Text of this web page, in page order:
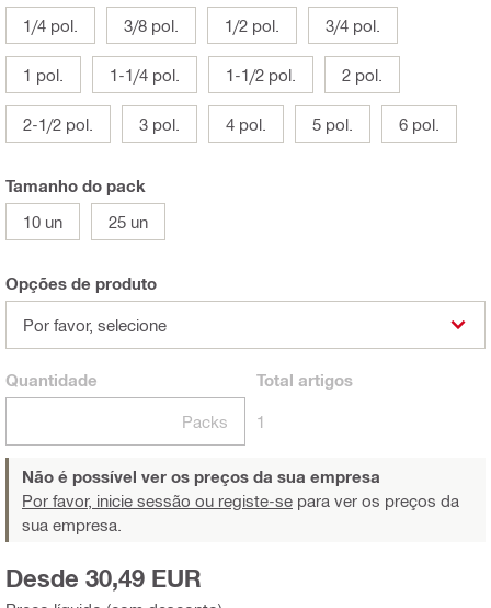
1/4 pol.
3/8 pol. 1/2 pol. 3/4 pol.
1 pol. 1-1/4 pol. 1-1/2 pol. 2 pol.
2-1/2 pol. 3 pol. 4 pol. 5 pol. 6 pol.
Tamanho do pack
10 un
25 un
Opções de produto
Por favor, selecione
Quantidade
Packs
Total artigos
1
Não é possível ver os preços da sua empresa
Por favor, inicie sessão ou registe-se para ver os preços da
sua empresa.
Desde 30,49 EUR